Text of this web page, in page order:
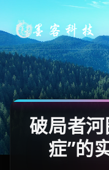
破局者
症”的